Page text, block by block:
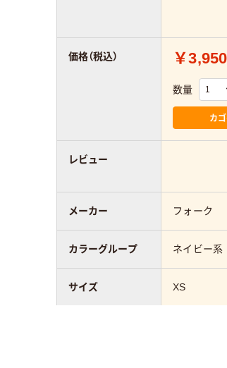
￥3,950
数量
カ
フォーク
ネイビー系
XS
価格（税込）
レビュー
メーカー
カラーグループ
サイズ